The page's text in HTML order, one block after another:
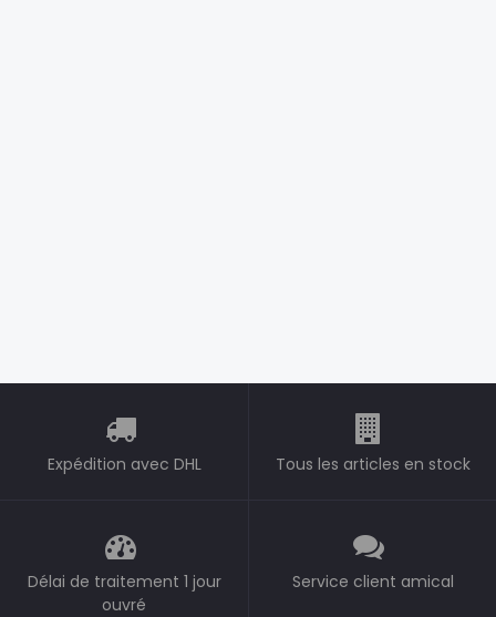
Expédition avec DHL Tous les articles en stock
Délai de traitement 1 jour
ouvré
Service client amical